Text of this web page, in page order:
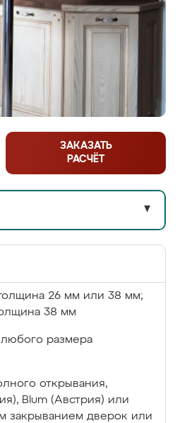
ЗАКАЗАТЬ
РАСЧЁТ
▼
26 мм или 38 мм;
38 мм
размера
открывания,
Blum (Австрия) или
закрыванием дверок или